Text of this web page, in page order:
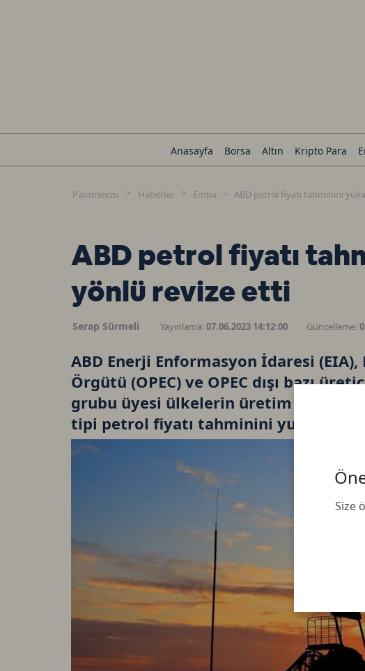
Size
Anasayfa Borsa Altın Kripto Para
Paramevzu Haberler Emtia ABD petrol fiyatı tahminini
ABD petrol fiyatı
yönlü revize etti
Serap Sürmeli Yayınlama:07.06.2023 14:12:00 Güncelleme:
ABD Enerji Enformasyon İdaresi
Örgütü (OPEC) ve OPEC dışı bazı
grubu üyesi ülkelerin üretim
tipi petrol fiyatı tahminini yukarı